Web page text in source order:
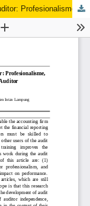
Faktor-faktor yang mempengaruhi Kinerja Auditor: Profesionalisme, Kompetensi Auditor dan Independensi Auditor